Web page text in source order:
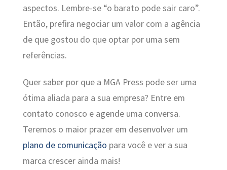
aspectos. Lembre-se “o barato pode sair caro”.
Então, prefira negociar um valor com a agência
de que gostou do que optar por uma sem
referências.
Quer saber por que a MGA Press pode ser uma
ótima aliada para a sua empresa? Entre em
contato conosco e agende uma conversa.
Teremos o maior prazer em desenvolver um
plano de comunicação para você e ver a sua
marca crescer ainda mais!